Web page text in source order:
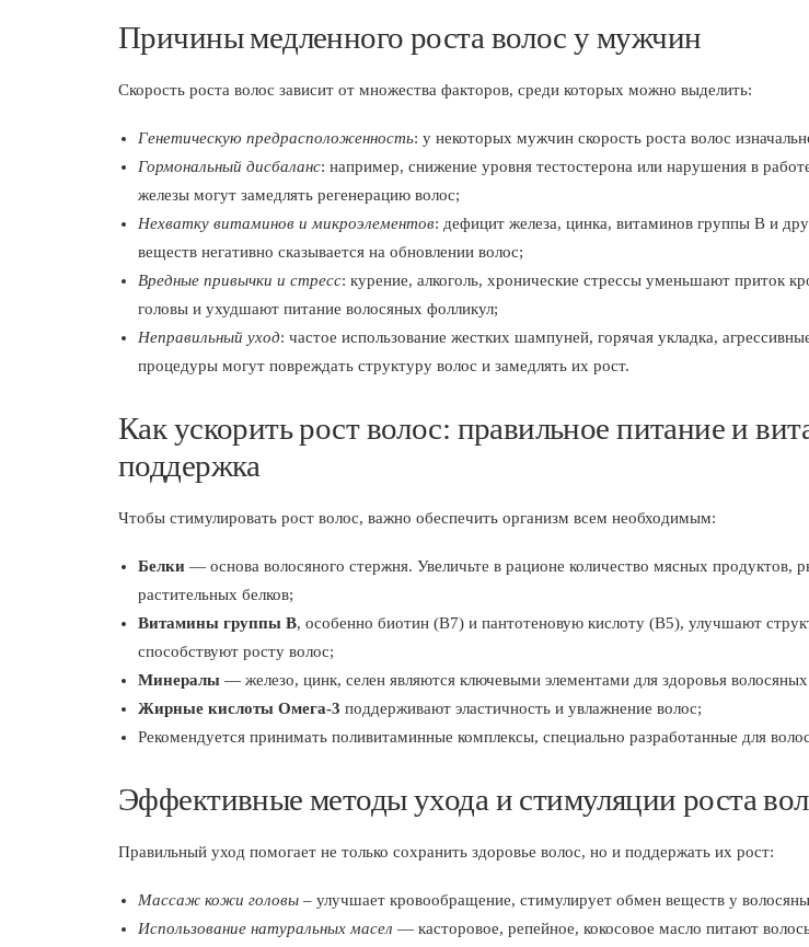
Причины медленного роста волос у мужчин
Скорость роста волос зависит от множества факторов, среди которых можно выделить:
Генетическую предрасположенность: у некоторых мужчин скорость роста волос
Гормональный дисбаланс: например, снижение уровня тестостерона или нарушения в
железы могут замедлять регенерацию волос;
Нехватку витаминов и микроэлементов: дефицит железа, цинка, витаминов группы B и
веществ негативно сказывается на обновлении волос;
Вредные привычки и стресс: курение, алкоголь, хронические стрессы уменьшают приток
головы и ухудшают питание волосяных фолликул;
Неправильный уход: частое использование жестких шампуней, горячая укладка,
процедуры могут повреждать структуру волос и замедлять их рост.
Как ускорить рост волос: правильное питание и
поддержка
Чтобы стимулировать рост волос, важно обеспечить организм всем необходимым:
Белки — основа волосяного стержня. Увеличьте в рационе количество мясных продуктов,
растительных белков;
Витамины группы B, особенно биотин (B7) и пантотеновую кислоту (B5), улучшают
способствуют росту волос;
Минералы — железо, цинк, селен являются ключевыми элементами для здоровья волосяных
Жирные кислоты Омега-3 поддерживают эластичность и увлажнение волос;
Рекомендуется принимать поливитаминные комплексы, специально разработанные для
Эффективные методы ухода и стимуляции роста
Правильный уход помогает не только сохранить здоровье волос, но и поддержать их рост:
Массаж кожи головы – улучшает кровообращение, стимулирует обмен веществ у
Использование натуральных масел — касторовое, репейное, кокосовое масло питают